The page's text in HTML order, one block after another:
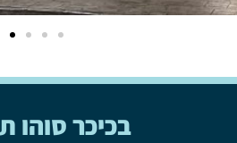
בכיכר סוהו